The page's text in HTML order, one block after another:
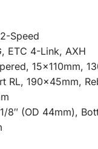
Speed
ETC 4-Link, AXH
15x110mm,
RL, 190x45mm,
8″ (OD 44mm),